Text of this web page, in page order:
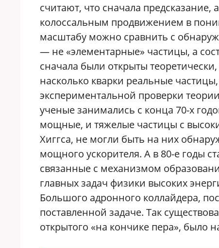
считают, что сначала предсказание,
колоссальным продвижением в
масштабу можно сравнить с
— не «элементарные» частицы, а
сначала были открыты
насколько кварки реальные
экспериментальной проверки
ученые занимались с конца 70-х
мощные, и тяжелые частицы с
Хиггса, не могли быть на них
мощного ускорителя. А в 80-е годы
связанные с механизмом
главных задач физики высоких
Большого адронного коллайдера,
поставленной задаче. Так
открытого «на кончике пера», было